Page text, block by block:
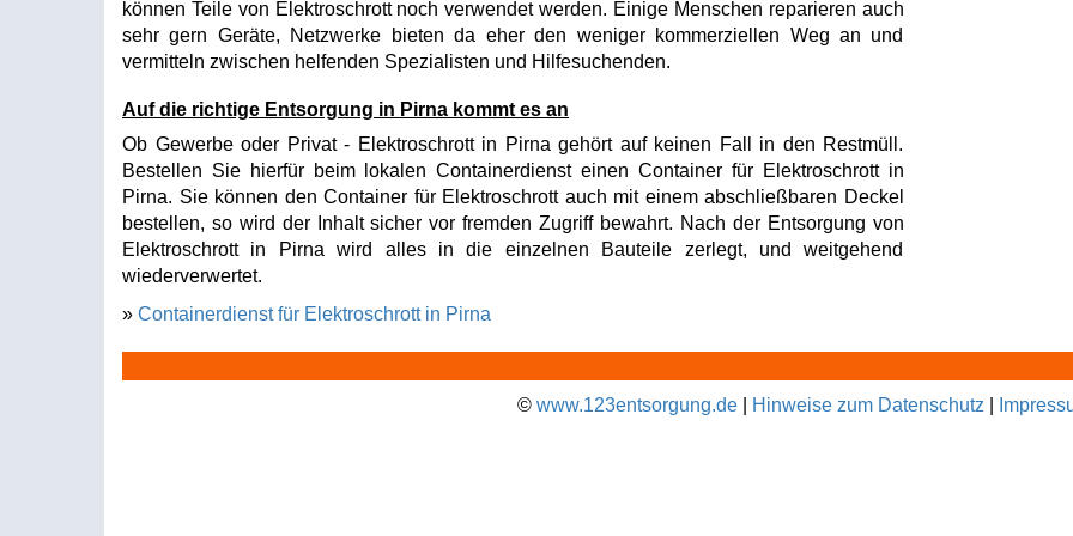
können Teile von Elektroschrott noch verwendet werden. Einige Menschen reparieren auch
sehr gern Geräte, Netzwerke bieten da eher den weniger kommerziellen Weg an und
vermitteln zwischen helfenden Spezialisten und Hilfesuchenden.
Auf die richtige Entsorgung in Pirna kommt es an
Ob Gewerbe oder Privat - Elektroschrott in Pirna gehört auf keinen Fall in den Restmüll.
Bestellen Sie hierfür beim lokalen Containerdienst einen Container für Elektroschrott in
Pirna. Sie können den Container für Elektroschrott auch mit einem abschließbaren Deckel
bestellen, so wird der Inhalt sicher vor fremden Zugriff bewahrt. Nach der Entsorgung von
Elektroschrott in Pirna wird alles in die einzelnen Bauteile zerlegt, und weitgehend
wiederverwertet.
» Containerdienst für Elektroschrott in Pirna
© www.123entsorgung.de Hinweise zum Datenschutz